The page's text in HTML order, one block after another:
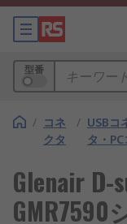
型番
/ コネ
クタ
/ USBコ
タ・
Glenair